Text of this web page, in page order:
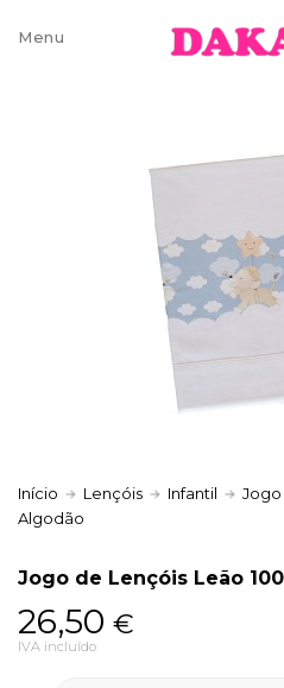
Sobre
Contatos e
Pagamentos
Trocas e
Início Lençóis Infantil
Jogo
Algodão
Jogo de Lençóis Leão
26,50 €
IVA incluído